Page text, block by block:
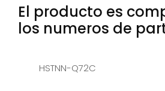
El producto es
los numeros de
HSTNN-Q72C